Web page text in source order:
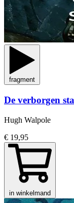
fragment
De verborgen
Hugh Walpole
€ 19,95
in winkelmand